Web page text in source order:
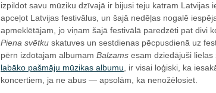
izpildot savu mūziku dzīvajā ir bijusi teju katram Latvijas
apceļot Latvijas festivālus, un šajā nedēļas nogalē
apmeklētājam, jo viņam šajā festivālā paredzēti pat divi
Piena svētku skatuves un sestdienas pēcpusdienā uz
pērn izdotajam albumam Balzams esam dziedājuši
labāko pašmāju mūzikas albumu , ir visai loģiski, ka
koncertiem, ja ne abus — apsolām, ka nenožēlosiet.